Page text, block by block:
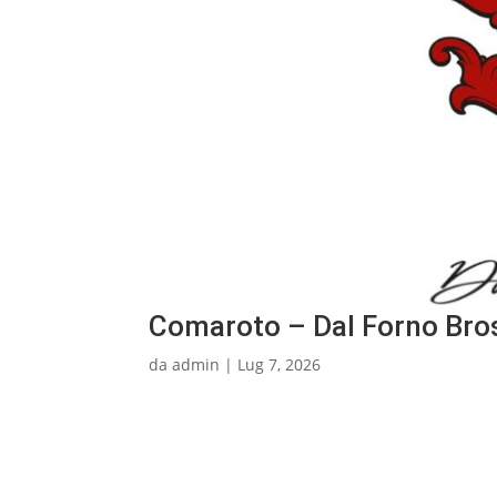
Comaroto – Dal Forno
daadmin | Lug 7, 2026